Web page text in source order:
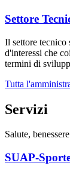
Settore
Il settore tecnico
d'interessi che
termini di
Tutta
Servizi
Salute,
SUAP-